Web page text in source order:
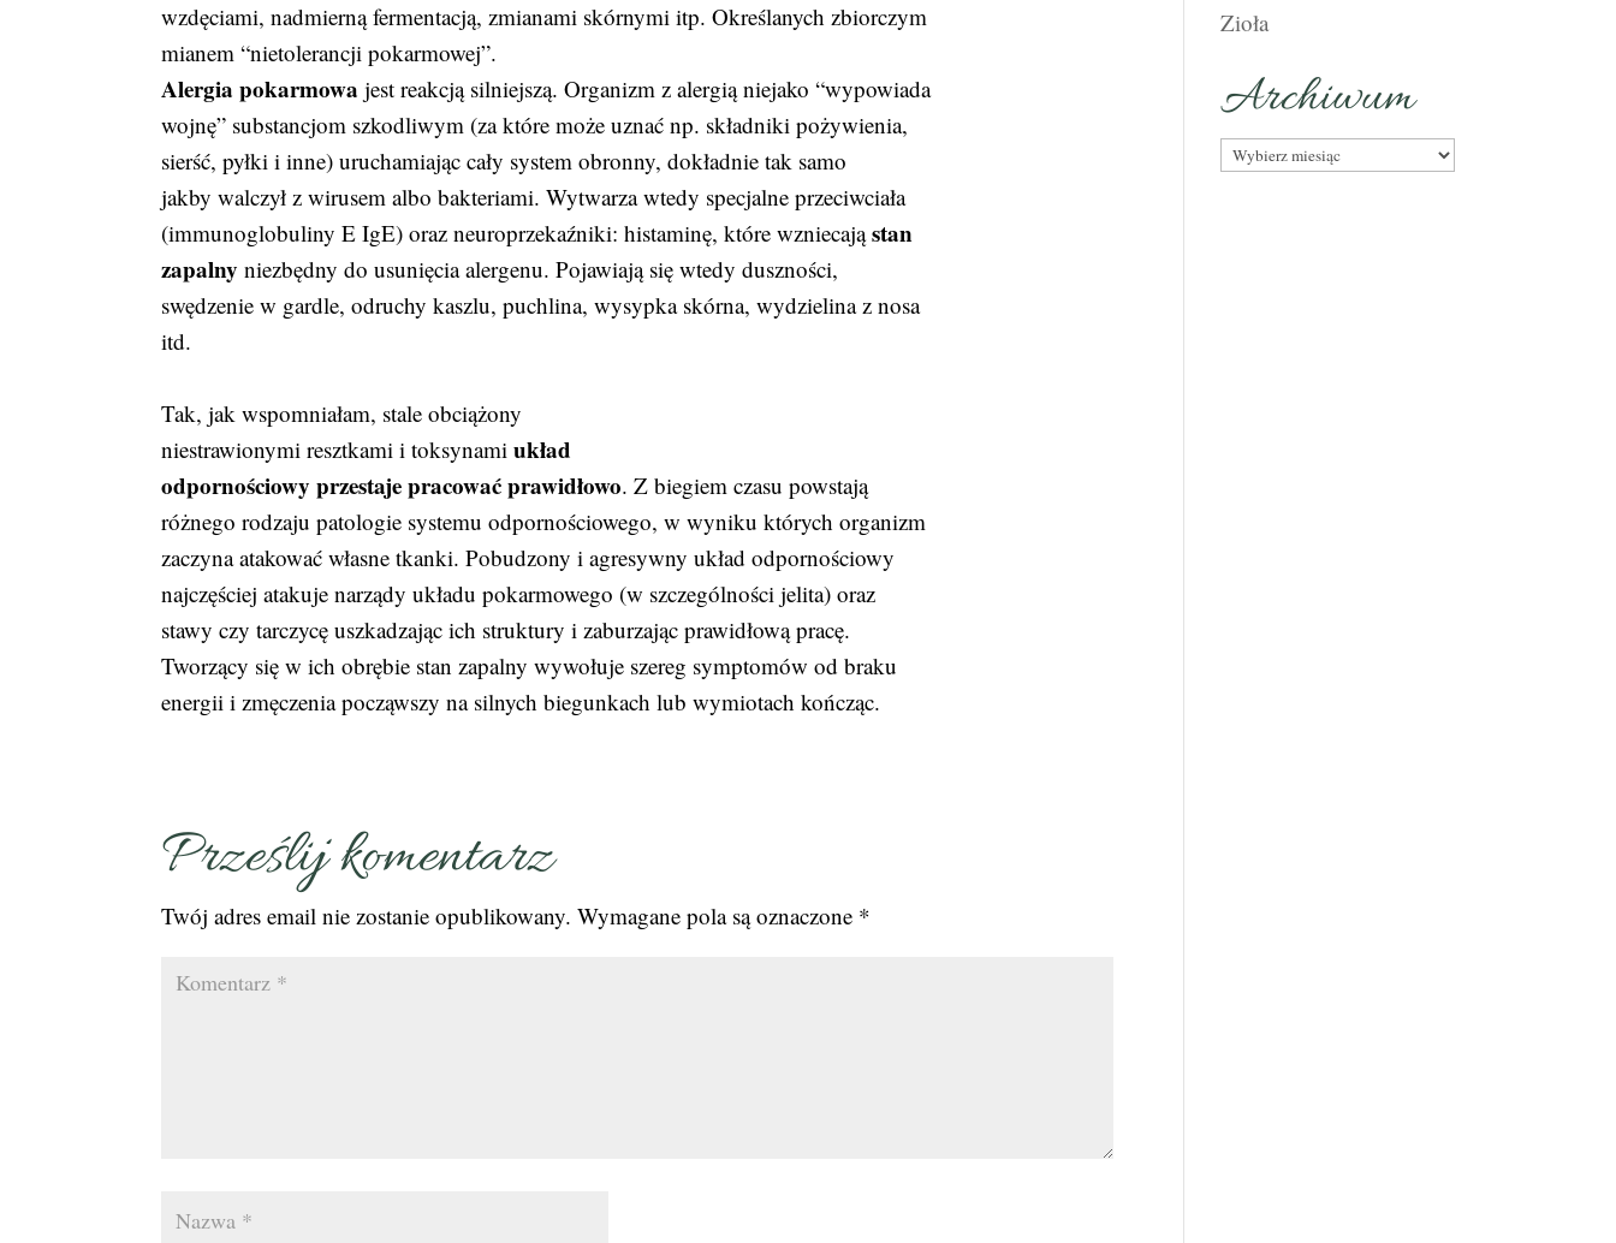
wzdęciami, nadmierną fermentacją, zmianami skórnymi itp. Określanych zbiorczym
mianem “nietolerancji pokarmowej”.
Alergia pokarmowa jest reakcją silniejszą. Organizm z alergią niejako “wypowiada
wojnę” substancjom szkodliwym (za które może uznać np. składniki pożywienia,
sierść, pyłki i inne) uruchamiając cały system obronny, dokładnie tak samo
jakby walczył z wirusem albo bakteriami. Wytwarza wtedy specjalne przeciwciała
(immunoglobuliny E IgE) oraz neuroprzekaźniki: histaminę, które wzniecająstan
zapalny niezbędny do usunięcia alergenu. Pojawiają się wtedy duszności,
swędzenie w gardle, odruchy kaszlu, puchlina, wysypka skórna, wydzielina z nosa
itd.
Tak, jak wspomniałam, stale obciążony
niestrawionymi resztkami i toksynamiukład
odpornościowy przestaje pracować prawidłowo. Z biegiem czasu powstają
różnego rodzaju patologie systemu odpornościowego, w wyniku których organizm
zaczyna atakować własne tkanki. Pobudzony i agresywny układ odpornościowy
najczęściej atakuje narządy układu pokarmowego (w szczególności jelita) oraz
stawy czy tarczycę uszkadzając ich struktury i zaburzając prawidłową pracę.
Tworzący się w ich obrębie stan zapalny wywołuje szereg symptomów od braku
energii i zmęczenia począwszy na silnych biegunkach lub wymiotach kończąc.
Prześlij komentarz
Twój adres email nie zostanie opublikowany. Wymagane pola są oznaczone *
Zioła
Archiwum
Archiwum